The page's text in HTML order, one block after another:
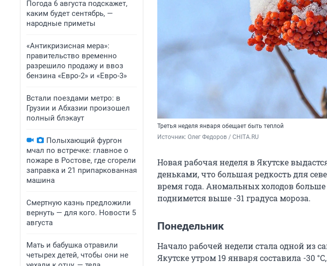
Погода 6 августа подскажет,
каким будет сентябрь, —
народные приметы
«Антикризисная мера»:
правительство временно
разрешило продажу и ввоз
бензина «Евро-2» и «Евро-3»
Встали поездами метро: в
Грузии и Абхазии произошел
полный блэкаут
Полыхающий фургон
мчал по встречке: главное о
пожаре в Ростове, где сгорели
заправка и 21 припаркованная
машина
Смертную казнь предложили
вернуть — для кого. Новости 5
августа
Мать и бабушка отравили
четырех детей, чтобы они не
Третья неделя января обещает быть теплой
Источник: Олег Федоров / CHITA.RU
Новая рабочая неделя в Якутске
деньками, что большая редкость для
время года. Аномальных холодов
поднимется выше -31 градуса мороза.
Понедельник
Начало рабочей недели стала одной из
Якутске утром 19 января составила -30